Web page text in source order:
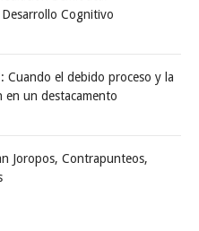
Cognitivo
Cuando el debido proceso y la
en un destacamento
Joropos, Contrapunteos,